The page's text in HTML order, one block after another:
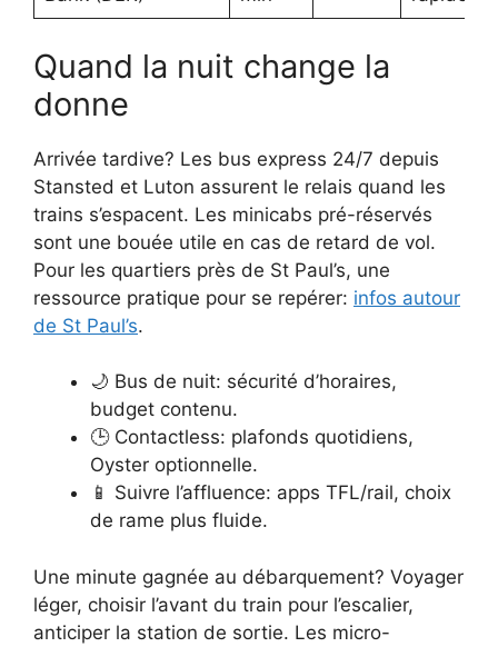
Quand la nuit change la
donne
Arrivée tardive? Les bus express 24/7 depuis
Stansted et Luton assurent le relais quand les
trains s’espacent. Les minicabs pré-réservés
sont une bouée utile en cas de retard de vol.
Pour les quartiers près de St Paul’s, une
ressource pratique pour se repérer: infos autour
de St Paul’s.
🌙 Bus de nuit: sécurité d’horaires,
budget contenu.
🕒 Contactless: plafonds quotidiens,
Oyster optionnelle.
📱 Suivre l’affluence: apps TFL/rail, choix
de rame plus fluide.
Une minute gagnée au débarquement? Voyager
léger, choisir l’avant du train pour l’escalier,
anticiper la station de sortie. Les micro-